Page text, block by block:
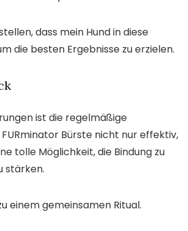
dass mein Hund in diese
die besten Ergebnisse zu erzielen.
ist die regelmäßige
Bürste nicht nur effektiv,
tolle Möglichkeit, die Bindung zu
stärken.
einem gemeinsamen Ritual.